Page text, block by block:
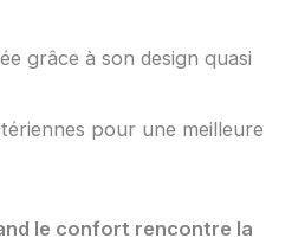
grâce à son design quasi
pour une meilleure
le confort rencontre la